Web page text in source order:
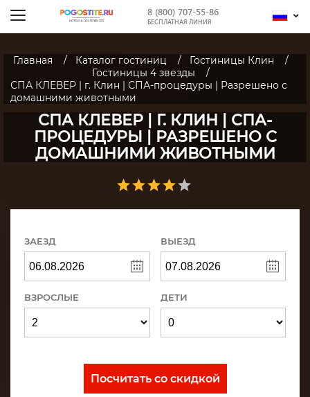
8 (800) 707-55-86
БЕСПЛАТНАЯ ЛИНИЯ
Главная Каталог гостиниц
Гостиницы Клин
Гостиницы 4 звезды
СПА КЛЕВЕР | г. Клин | СПА-процедуры | Разрешено с
домашними животными
СПА КЛЕВЕР | Г. КЛИН | СПА-
ПРОЦЕДУРЫ | РАЗРЕШЕНО С
ДОМАШНИМИ ЖИВОТНЫМИ
ЗАЕЗД ВЫЕЗД
ВЗРОСЛЫЕ ДЕТИ
Посчитать со скидкой